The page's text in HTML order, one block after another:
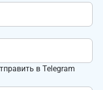
в Telegram